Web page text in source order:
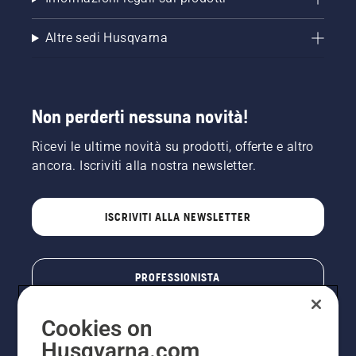
Altre sedi Husqvarna
Non perderti nessuna novità!
Ricevi le ultime novità su prodotti, offerte e altro
ancora. Iscriviti alla nostra newsletter.
ISCRIVITI ALLA NEWSLETTER
PROFESSIONISTA
Cookies on